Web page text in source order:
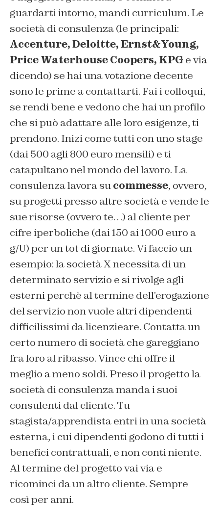
guardarti intorno, mandi curriculum. Le
società di consulenza (le principali:
Accenture, Deloitte, Ernst&Young,
Price Waterhouse Coopers, KPG e via
dicendo) se hai una votazione decente
sono le prime a contattarti. Fai i colloqui,
se rendi bene e vedono che hai un profilo
che si può adattare alle loro esigenze, ti
prendono. Inizi come tutti con uno stage
(dai 500 agli 800 euro mensili) e ti
catapultano nel mondo del lavoro. La
consulenza lavora sucommesse, ovvero,
su progetti presso altre società e vende le
sue risorse (ovvero te…) al cliente per
cifre iperboliche (dai 150 ai 1000 euro a
g/U) per un tot di giornate. Vi faccio un
esempio: la società X necessita di un
determinato servizio e si rivolge agli
esterni perchè al termine dell’erogazione
del servizio non vuole altri dipendenti
difficilissimi da licenzieare. Contatta un
certo numero di società che gareggiano
fra loro al ribasso. Vince chi offre il
meglio a meno soldi. Preso il progetto la
società di consulenza manda i suoi
consulenti dal cliente. Tu
stagista/apprendista entri in una società
esterna, i cui dipendenti godono di tutti i
benefici contrattuali, e non conti niente.
Al termine del progetto vai via e
ricominci da un altro cliente. Sempre
così per anni.